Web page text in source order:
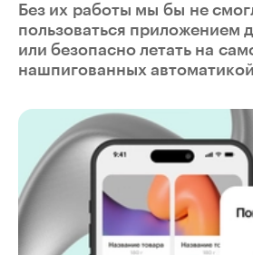
Без их работы мы бы не
пользоваться приложением
или безопасно летать на
нашпигованных